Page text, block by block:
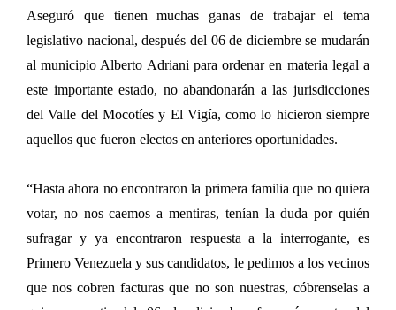
Aseguró que tienen muchas ganas de trabajar el tema
legislativo nacional, después del 06 de diciembre se mudarán
al municipio Alberto Adriani para ordenar en materia legal a
este importante estado, no abandonarán a las jurisdicciones
del Valle del Mocotíes y El Vigía, como lo hicieron siempre
aquellos que fueron electos en anteriores oportunidades.
“Hasta ahora no encontraron la primera familia que no quiera
votar, no nos caemos a mentiras, tenían la duda por quién
sufragar y ya encontraron respuesta a la interrogante, es
Primero Venezuela y sus candidatos, le pedimos a los vecinos
que nos cobren facturas que no son nuestras, cóbrenselas a